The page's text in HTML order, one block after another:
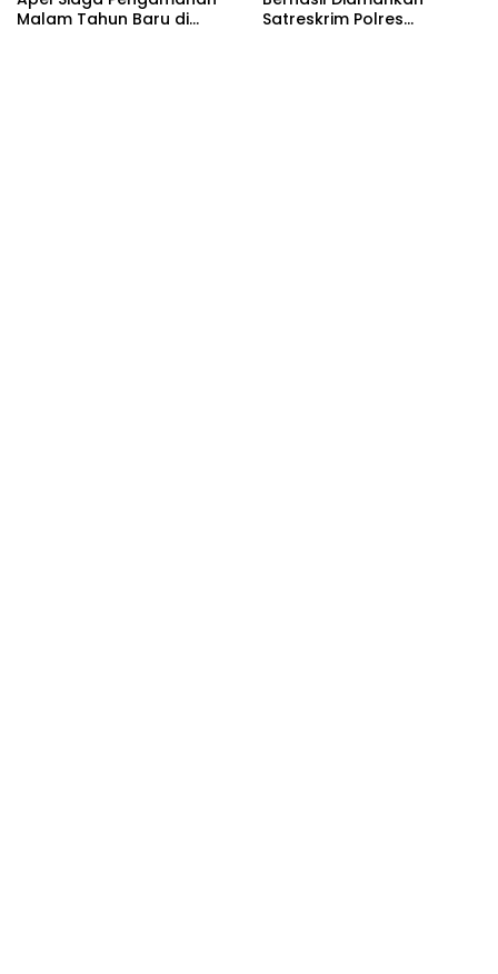
Malam Tahun Baru di
Satreskrim Polres